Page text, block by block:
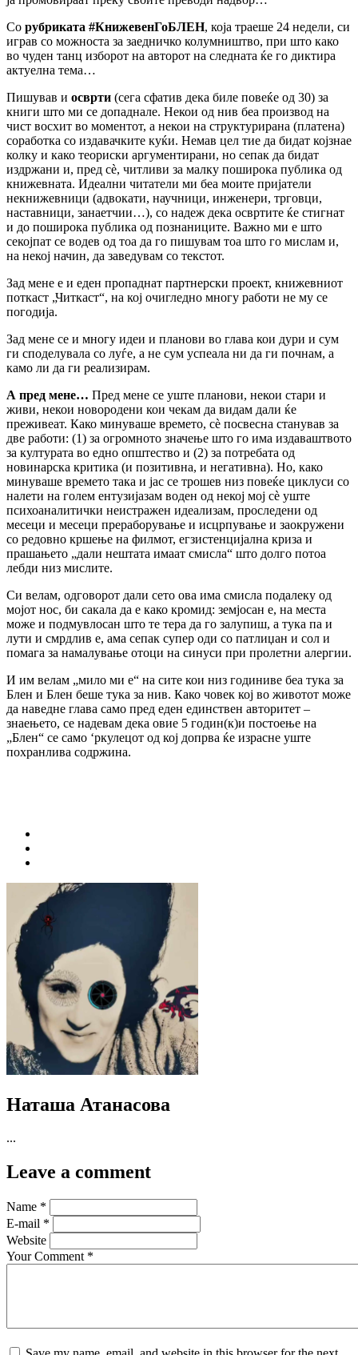
Со рубриката #КнижевенГоБЛЕН, која траеше 24 недели, си
играв со можноста за заедничко колумништво, при што како
во чуден танц изборот на авторот на следната ќе го диктира
актуелна тема…
Пишував и осврти (сега сфатив дека биле повеќе од 30) за
книги што ми се допаднале. Некои од нив беа производ на
чист восхит во моментот, а некои на структурирана (платена)
соработка со издавачките куќи. Немав цел тие да бидат којзнае
колку и како теориски аргументирани, но сепак да бидат
издржани и, пред сè, читливи за малку поширока публика од
книжевната. Идеални читатели ми беа моите пријатели
некнижевници (адвокати, научници, инженери, трговци,
наставници, занаетчии…), со надеж дека освртите ќе стигнат
и до поширока публика од познаниците. Важно ми е што
секојпат се водев од тоа да го пишувам тоа што го мислам и,
на некој начин, да заведувам со текстот.
Зад мене е и еден пропаднат партнерски проект, книжевниот
поткаст „Читкаст“, на кој очигледно многу работи не му се
погодија.
Зад мене се и многу идеи и планови во глава кои дури и сум
ги споделувала со луѓе, а не сум успеала ни да ги почнам, а
камо ли да ги реализирам.
А пред мене… Пред мене се уште планови, некои стари и
живи, некои новородени кои чекам да видам дали ќе
преживеат. Како минуваше времето, сè посвесна станував за
две работи: (1) за огромното значење што го има издаваштвото
за културата во едно општество и (2) за потребата од
новинарска критика (и позитивна, и негативна). Но, како
минуваше времето така и јас се трошев низ повеќе циклуси со
налети на голем ентузијазам воден од некој мој сè уште
психоаналитички неистражен идеализам, проследени од
месеци и месеци прераборување и исцрпување и заокружени
со редовно кршење на филмот, егзистенцијална криза и
прашањето „дали нештата имаат смисла“ што долго потоа
лебди низ мислите.
Си велам, одговорот дали сето ова има смисла подалеку од
мојот нос, би сакала да е како кромид: земјосан е, на места
може и подмувлосан што те тера да го залупиш, а тука па и
лути и смрдлив е, ама сепак супер оди со патлиџан и сол и
помага за намалување отоци на синуси при пролетни алергии.
И им велам „мило ми е“ на сите кои низ годиниве беа тука за
Блен и Блен беше тука за нив. Како човек кој во животот може
да наведне глава само пред еден единствен авторитет –
знаењето, се надевам дека овие 5 годин(к)и постоење на
„Блен“ се само ‘ркулецот од кој допрва ќе израсне уште
похранлива содржина.
Наташа Атанасова
...
Leave a comment
Name *
E-mail *
Website
Your Comment *